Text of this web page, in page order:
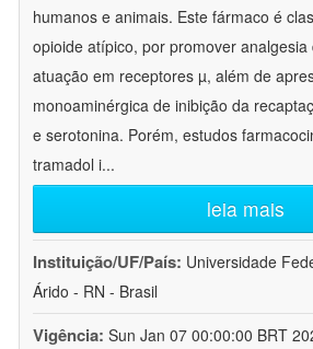
humanos e animais. Este fármaco é
opioide atípico, por promover
atuação em receptores µ, além de
monoaminérgica de inibição da
e serotonina. Porém, estudos
tramadol i...
leia mais
Instituição/UF/País: Universidade
Árido - RN - Brasil
Vigência: Sun Jan 07 00:00:00 BRT